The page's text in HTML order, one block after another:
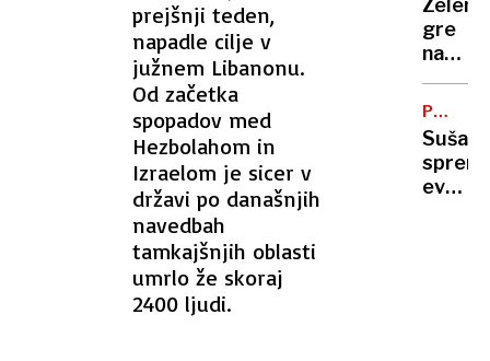
prejšnji teden,
napadle cilje v
južnem Libanonu.
Od začetka
spopadov med
Hezbolahom in
Izraelom je sicer v
državi po današnjih
navedbah
tamkajšnjih oblasti
umrlo že skoraj
2400 ljudi.
vas
na
bregu,
več
gre
na
obisk
k
Vučiću:
"To
je za
Ruse
Suša